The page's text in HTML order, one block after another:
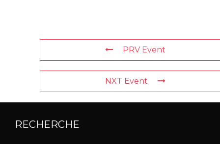
PRV Event
NXT Event
RECHERCHE